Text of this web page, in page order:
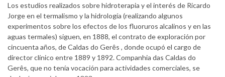
Los estudios realizados sobre hidroterapia y el interés de Ricardo
Jorge en el termalismo y la hidrología (realizando algunos
experimentos sobre los efectos de los fluoruros alcalinos y en las
aguas termales) siguen, en 1888, el contrato de exploración por
cincuenta años, de Caldas do Gerês , donde ocupó el cargo de
director clínico entre 1889 y 1892. Companhia das Caldas do
Gerês, que no tenía vocación para actividades comerciales, se